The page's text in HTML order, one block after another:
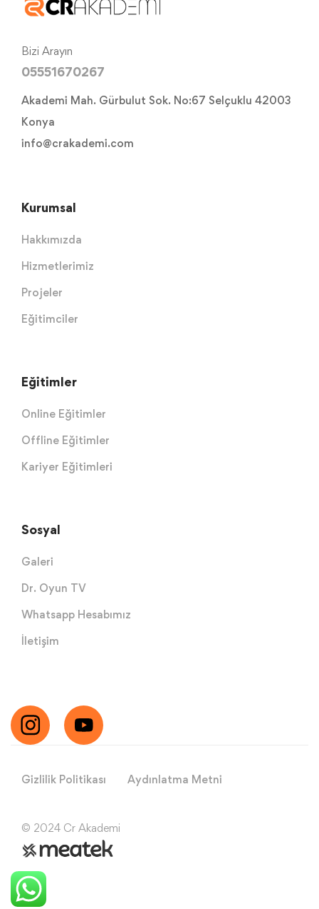
Bizi Arayın
05551670267
Akademi Mah. Gürbulut Sok. No:67 Selçuklu 42003
Konya
info@crakademi.com
Kurumsal
Hakkımızda
Hizmetlerimiz
Projeler
Eğitimciler
Eğitimler
Online Eğitimler
Offline Eğitimler
Kariyer Eğitimleri
Sosyal
Galeri
Dr. Oyun TV
Whatsapp Hesabımız
İletişim
Gizlilik Politikası Aydınlatma Metni
© 2024 Cr Akademi